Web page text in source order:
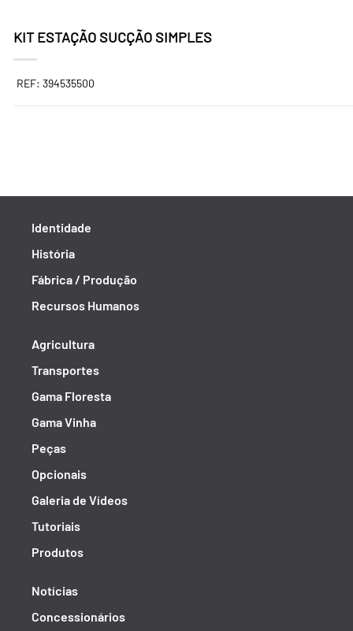
KIT ESTAÇÃO SUCÇÃO SIMPLES
REF: 394535500
Identidade
História
Fábrica / Produção
Recursos Humanos
Agricultura
Transportes
Gama Floresta
Gama Vinha
Peças
Opcionais
Galeria de Vídeos
Tutoriais
Produtos
Notícias
Concessionários